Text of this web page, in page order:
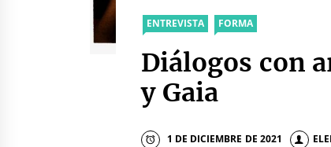
ENTREVISTA FORMA
Diálogos con
y Gaia
1 DE DICIEMBRE DE 2021